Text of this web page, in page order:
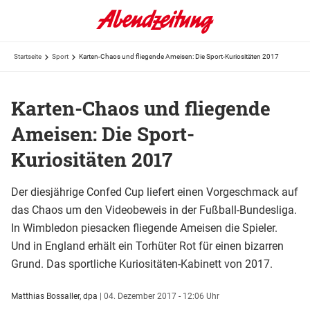
Startseite Sport Karten-Chaos und fliegende Ameisen: Die Sport-Kuriositäten 2017
Karten-Chaos und fliegende
Ameisen: Die Sport-
Kuriositäten 2017
Der diesjährige Confed Cup liefert einen Vorgeschmack auf
das Chaos um den Videobeweis in der Fußball-Bundesliga.
In Wimbledon piesacken fliegende Ameisen die Spieler.
Und in England erhält ein Torhüter Rot für einen bizarren
Grund. Das sportliche Kuriositäten-Kabinett von 2017.
Matthias Bossaller, dpa | 04. Dezember 2017 - 12:06 Uhr